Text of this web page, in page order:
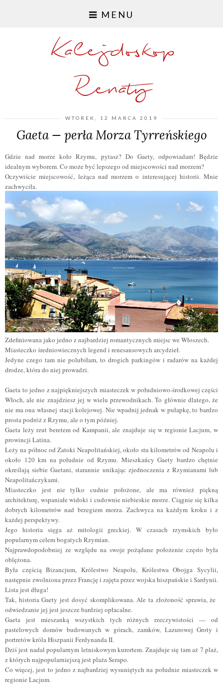
MENU
Kalejdoskop
Renaty
WTOREK, 12 MARCA 2019
Gaeta — perła Morza Tyrreńskiego
Gdzie nad morze koło Rzymu, pytasz? Do Gaety, odpowiadam! Będzie
idealnym wyborem. Co może być lepszego od miejscowości nad morzem?
Oczywiście miejscowość, leżąca nad morzem o interesującej historii. Mnie
zachwyciła.
Zdefiniowana jako jedno z najbardziej romantycznych miejsc we Włoszech.
Miasteczko średniowiecznych legend i renesansowych arcydzieł.
Jedyne czego tam nie polubiłam, to drogich parkingów i radarów na każdej
drodze, która do niej prowadzi.
Gaeta to jedno z najpiękniejszych miasteczek w południowo-środkowej części
Włoch, ale nie znajdziesz jej w wielu przewodnikach. To głównie dlatego, że
nie ma ona własnej stacji kolejowej. Nie wpadnij jednak w pułapkę, to bardzo
prosta podróż z Rzymu, ale o tym później.
Gaeta leży rzut beretem od Kampanii, ale znajduje się w regionie Lacjum, w
prowincji Latina.
Leży na północ od Zatoki Neapolitańskiej, około stu kilometrów od Neapolu i
około 120 km na południe od Rzymu. Mieszkańcy Gaety bardzo chętnie
określają siebie Gaetani, starannie unikając zjednoczenia z Rzymianami lub
Neapolitańczykami.
Miasteczko jest nie tylko cudnie położone, ale ma również piękną
architekturę, wspaniałe widoki i cudownie niebieskie morze. Ciągnie się kilka
dobrych kilometrów nad brzegiem morza. Zachwyca na każdym kroku i z
każdej perspektywy.
Jego historia sięga aż mitologii greckiej. W czasach rzymskich było
popularnym celem bogatych Rzymian.
Najprawdopodobniej ze względu na swoje pożądane położenie często była
oblężona.
Była częścią Bizancjum, Królestwo Neapolu, Królestwa Obojga Sycylii,
następnie zwolniona przez Francję i zajęta przez wojska hiszpańskie i Sardynii.
Lista jest długa!
Tak, historia Gaety jest dosyć skomplikowana. Ale ta złożoność sprawia, że ​​
odwiedzanie jej jest jeszcze bardziej opłacalne.
Gaeta jest mieszanką wszystkich tych różnych rzeczywistości — od
pastelowych domów budowanych w górach, zamków, Lazurowej Groty i
portretów królaHiszpanii Ferdynanda II.
Dziś jest nadal popularnym letniskowym kurortem. Znajduje się tam aż 7 plaż,
z których najpopularniejszą jest plaża Serapo.
Co więcej, jest to jedno z najbardziej wysuniętych na południe miasteczek w
regionie Lacjum.